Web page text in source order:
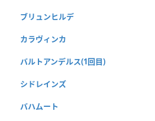
ブリュンヒルデ
カラヴィンカ
バルトアンデルス(1回目)
シドレインズ
バハムート